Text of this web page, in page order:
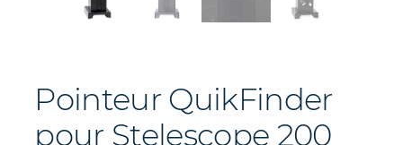
Pointeur QuikFinder
pour Stelescope 200